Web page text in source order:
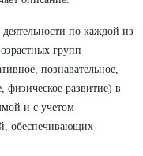
по каждой из
групп
познавательное,
физическое развитие) в
и с учетом
обеспечивающих